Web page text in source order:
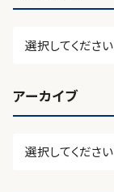
アーカイブ